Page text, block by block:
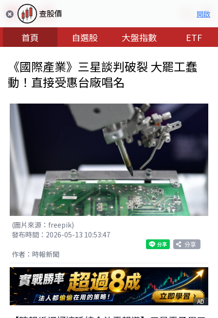
查股價 開啟
首頁 自選股 大盤指數 ETF
《國際產業》三星談判破裂 大罷工蠢
動！直接受惠台廠唱名
(圖片來源：freepik)
發布時間：2026-05-13 10:53:47
分享
作者：時報新聞
AD